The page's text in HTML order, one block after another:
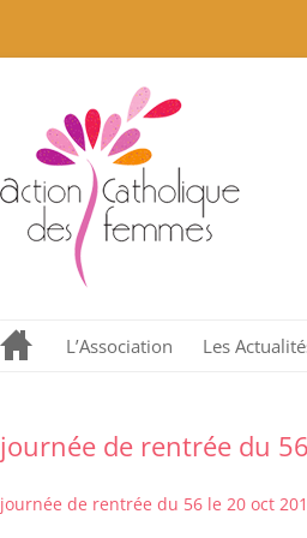
L’Association
Nos valeurs promues et
Que proposons nous ?
Les
journée de rentrée du
journée de rentrée du 56 le 20 oct